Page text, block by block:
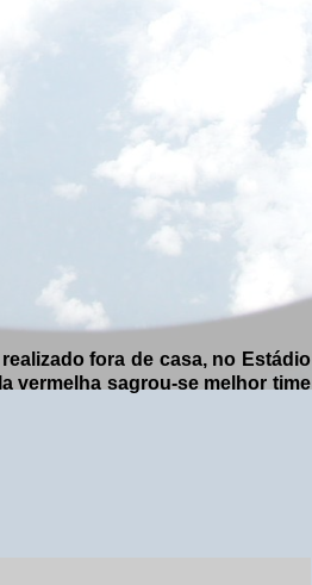
fora de casa, no Estádio
vermelha sagrou-se melhor time